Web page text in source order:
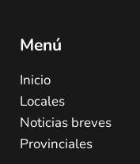
Menú
Inicio
Locales
Noticias breves
Provinciales